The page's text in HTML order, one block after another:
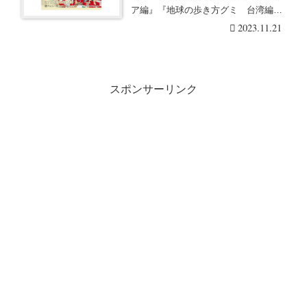
のパッケージで♡
ア編』『地球の歩き方グミ 台湾編』
を販売し・・・続きを読む2023.11.21
スポンサーリンク